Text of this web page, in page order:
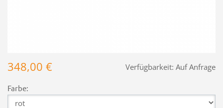
Verfügbarkeit: Auf Anfrage
348,00 €
Farbe: